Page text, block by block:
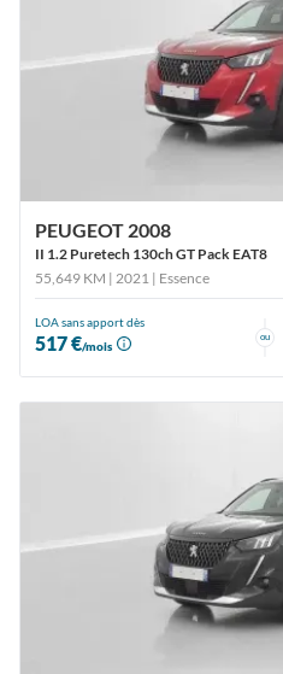
PEUGEOT 2008
II 1.2 Puretech 130ch GT Pack EAT8
55,649 KM | 2021 | Essence
LOA sans apport dès
517 €/mois
ou